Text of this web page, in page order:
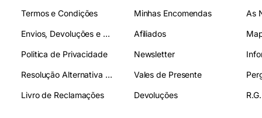
Termos e Condições
Envios, Devoluções e Pagamentos
Politica de Privacidade
Resolução Alternativa de Litígios
Livro de Reclamações
Minhas Encomendas
Afiliados
Newsletter
Vales de Presente
Devoluções
As